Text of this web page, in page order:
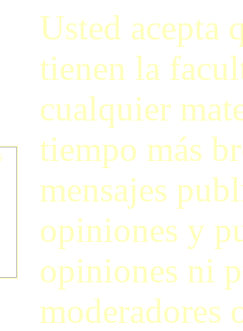
Usted acepta
tienen la
cualquier
tiempo más
mensajes
opiniones y
opiniones ni
moderadores